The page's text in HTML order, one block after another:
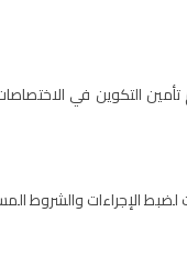
تأمين التكوين في